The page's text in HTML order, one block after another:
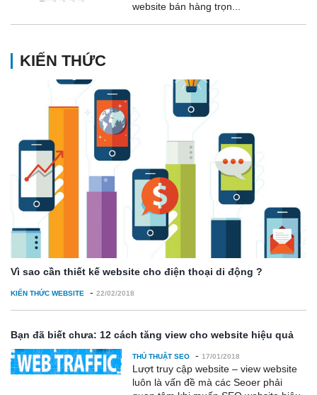
website bán hàng trọn...
KIẾN THỨC
Vì sao cần thiết kế website cho điện thoại di động ?
KIẾN THỨC WEBSITE - 22/02/2018
Bạn đã biết chưa: 12 cách tăng view cho website hiệu quả
THỦ THUẬT SEO - 17/01/2018
Lượt truy cập website – view website
luôn là vấn đề mà các Seoer phải